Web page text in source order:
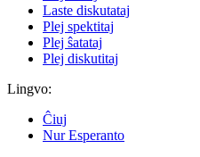
Laste diskutataj
Plej spektitaj
Plej ŝatataj
Plej diskutitaj
Lingvo:
Ĉiuj
Nur Esperanto